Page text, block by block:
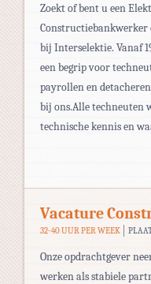
Zoekt of bent u een
Constructiebankwerker
bij Interselektie. Vanaf
een begrip voor
payrollen en
bij ons.Alle techneuten
technische kennis en
Vacature
32-40 UUR PER WEEK
Onze opdrachtgever
werken als stabiele